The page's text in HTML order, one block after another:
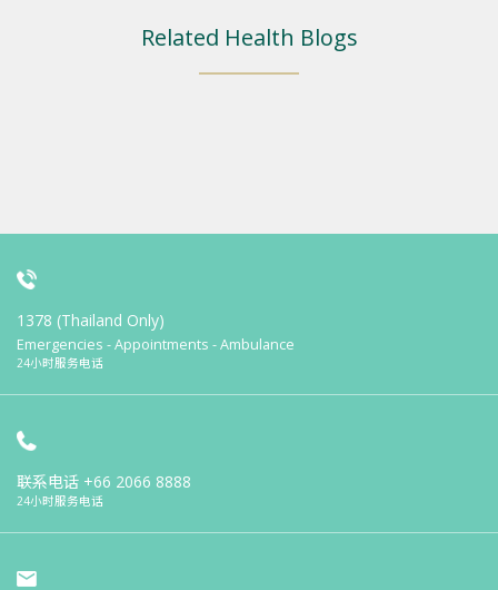
Related Health Blogs
1378 (Thailand Only)
Emergencies - Appointments - Ambulance
24小时服务电话
联系电话 +66 2066 8888
24小时服务电话